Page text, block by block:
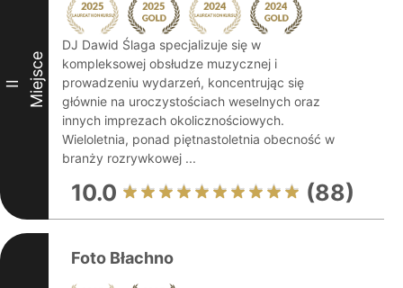
II Miejsce
DJ Dawid Ślaga specjalizuje się w
kompleksowej obsłudze muzycznej i
prowadzeniu wydarzeń, koncentrując się
głównie na uroczystościach weselnych oraz
innych imprezach okolicznościowych.
Wieloletnia, ponad piętnastoletnia obecność w
branży rozrywkowej ...
10.0 (88)
Foto Błachno